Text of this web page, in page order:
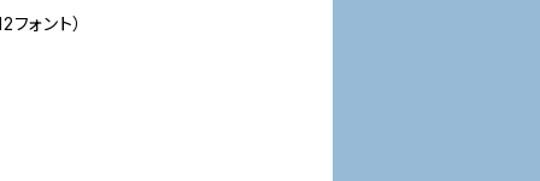
ォント）